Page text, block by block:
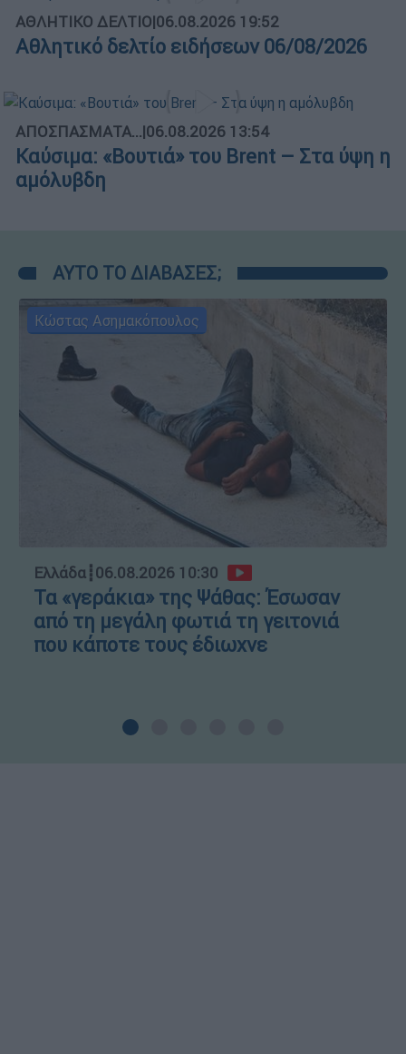
ΑΘΛΗΤΙΚΟ ΔΕΛΤΙΟ|06.08.2026 19:52
Αθλητικό δελτίο ειδήσεων 06/08/2026
ΑΠΟΣΠΑΣΜΑΤΑ...|06.08.2026 13:54
Καύσιμα: «Βουτιά» του Brent – Στα ύψη η
αμόλυβδη
ΑΥΤΟ ΤΟ ΔΙΑΒΑΣΕΣ;
Κώστας Ασημακόπουλος
Ελλάδα┋06.08.2026 10:30
Τα «γεράκια» της Ψάθας: Έσωσαν
από τη μεγάλη φωτιά τη γειτονιά
που κάποτε τους έδιωχνε